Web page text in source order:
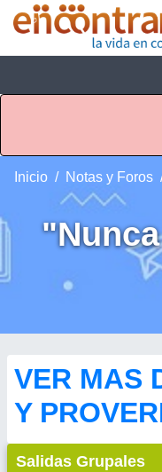
Inicio Notas y Foros
VER MAS
Y
Salidas Grupales